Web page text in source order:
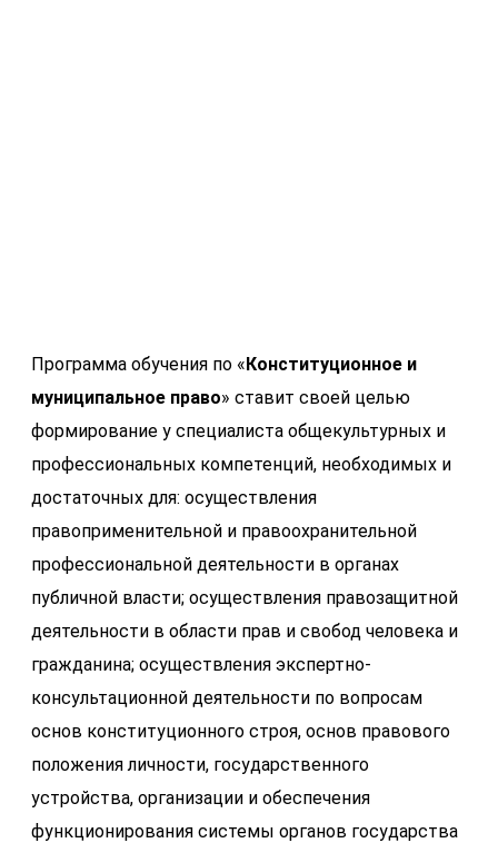
Программа обучения по «Конституционное и
муниципальное право» ставит своей целью
формирование у специалиста общекультурных и
профессиональных компетенций, необходимых и
достаточных для: осуществления
правоприменительной и правоохранительной
профессиональной деятельности в органах
публичной власти; осуществления правозащитной
деятельности в области прав и свобод человека и
гражданина; осуществления экспертно-
консультационной деятельности по вопросам
основ конституционного строя, основ правового
положения личности, государственного
устройства, организации и обеспечения
функционирования системы органов государства